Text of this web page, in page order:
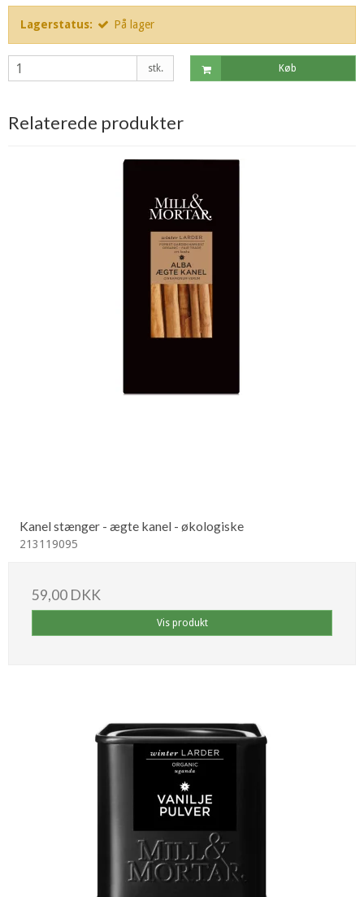
Lagerstatus: På lager
stk. Køb
Relaterede produkter
Kanel stænger - ægte kanel - økologiske
213119095
59,00 DKK
Vis produkt